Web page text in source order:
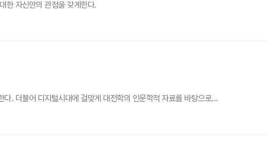
한 자신만의 관점을 갖게한다.
. 더불어 디지털시대에 걸맞게 대전학의 인문학적 자료를 바탕으로...